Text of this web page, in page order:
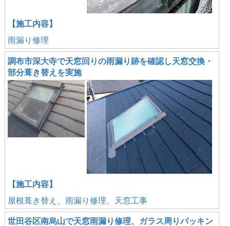
【施工内容】
雨漏り修理
調布市深大寺で天窓回りの雨漏り跡を確認し天窓交換・
部分葺き替えを実施
【施工内容】
屋根葺き替え、雨漏り修理、天窓工事
世田谷区南烏山で天窓雨漏り修理、ガラス周りパッキン